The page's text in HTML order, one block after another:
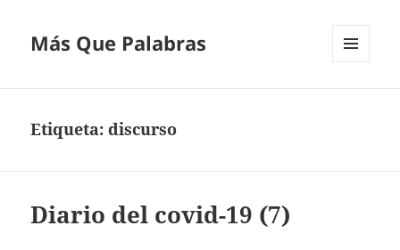
Más Que Palabras
Etiqueta:discurso
Diario del covid-19 (7)